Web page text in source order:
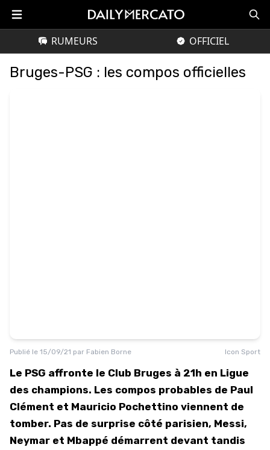
RUMEURS OFFICIEL
Bruges-PSG : les compos officielles
Publié le 15/09/21 par Fabien Borne Icon Sport
Le PSG affronte le Club Bruges à 21h en Ligue
des champions. Les compos probables de Paul
Clément et Mauricio Pochettino viennent de
tomber. Pas de surprise côté parisien, Messi,
Neymar et Mbappé démarrent devant tandis